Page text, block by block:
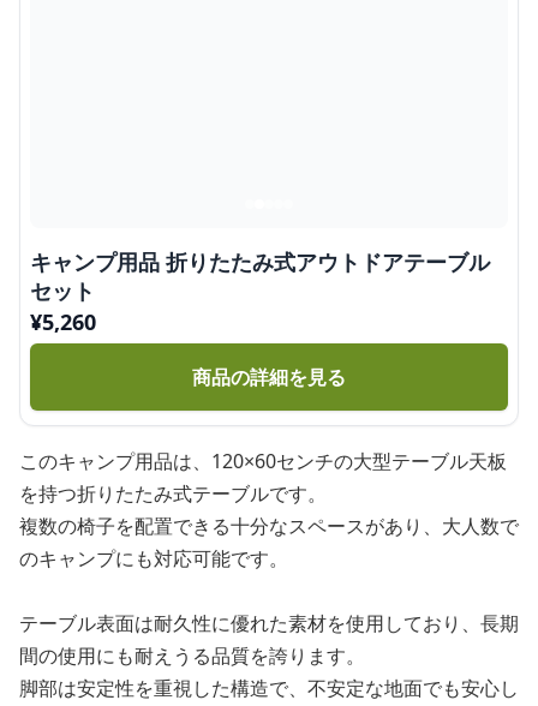
キャンプ用品 折りたたみ式アウトドアテーブル
セット
¥5,260
商品の詳細を見る
このキャンプ用品は、120×60センチの大型テーブル天板
を持つ折りたたみ式テーブルです。
複数の椅子を配置できる十分なスペースがあり、大人数で
のキャンプにも対応可能です。
テーブル表面は耐久性に優れた素材を使用しており、長期
間の使用にも耐えうる品質を誇ります。
脚部は安定性を重視した構造で、不安定な地面でも安心し